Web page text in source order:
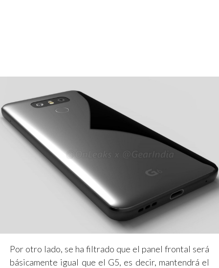
Por otro lado, se ha filtrado que el panel frontal será
básicamente igual que el G5, es decir, mantendrá el